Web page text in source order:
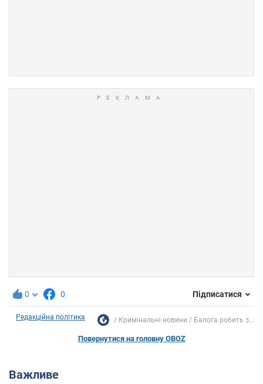
0 0 Підписатися
Редакційна політика Кримінальні новини Балога робить з...
Повернутися на головну OBOZ
Важливе